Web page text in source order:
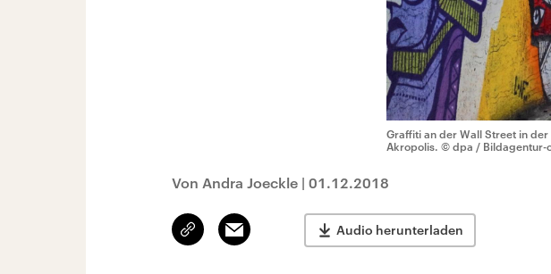
Graffiti an der Wall Street in
Akropolis. © dpa / Bildagentur-
Von Andra Joeckle | 01.12.2018
Link
kopieren/teilen
Email Audio herunterladen